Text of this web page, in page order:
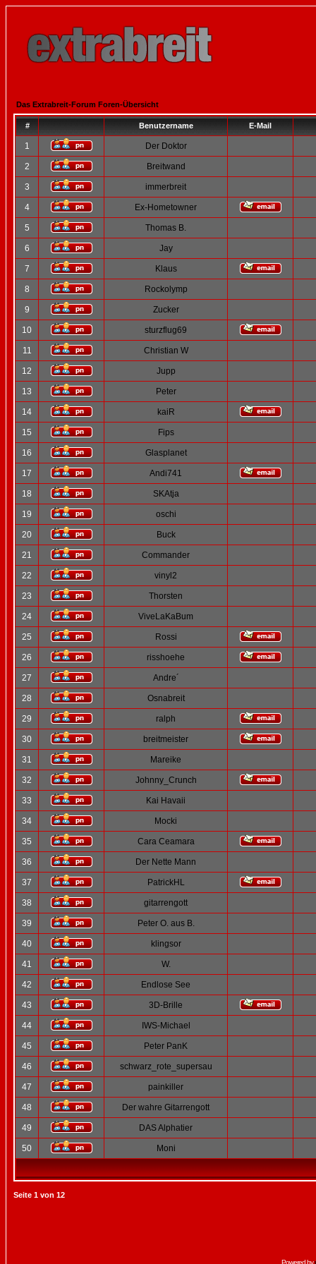
Das Extrabreit-Forum Foren-Übersicht
# Benutzername E-Mail
1 Der Doktor
2 Breitwand
3 immerbreit
4 Ex-Hometowner
5 Thomas B.
6 Jay
7 Klaus
8 Rockolymp
9 Zucker
10 sturzflug69
11 Christian W
12 Jupp
13 Peter
14 kaiR
15 Fips
16 Glasplanet
17 Andi741
18 SKAtja
19 oschi
20 Buck
21 Commander
22 vinyl2
23 Thorsten
24 ViveLaKaBum
25 Rossi
26 risshoehe
27 Andre´
28 Osnabreit
29 ralph
30 breitmeister
31 Mareike
32 Johnny_Crunch
33 Kai Havaii
34 Mocki
35 Cara Ceamara
36 Der Nette Mann
37 PatrickHL
38 gitarrengott
39 Peter O. aus B.
40 klingsor
41 W.
42 Endlose See
43 3D-Brille
44 IWS-Michael
45 Peter PanK
46 schwarz_rote_supersau
47 painkiller
48 Der wahre Gitarrengott
49 DAS Alphatier
50 Moni
Seite 1 von 12
Powered by